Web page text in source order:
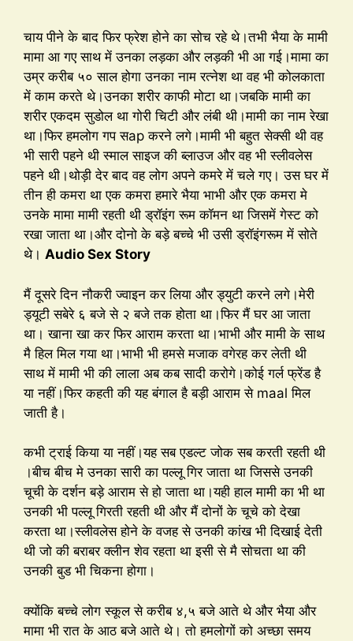
चाय पीने के बाद फिर फ्रेश होने का सोच रहे थे।तभी भैया के मामी
मामा आ गए साथ में उनका लड़का और लड़की भी आ गई।मामा का
उम्र करीब ५० साल होगा उनका नाम रत्नेश था वह भी कोलकाता
में काम करते थे।उनका शरीर काफी मोटा था।जबकि मामी का
शरीर एकदम सुडोल था गोरी चिटी और लंबी थी।मामी का नाम रेखा
था।फिर हमलोग गप सap करने लगे।मामी भी बहुत सेक्सी थी वह
भी सारी पहने थी स्माल साइज की ब्लाउज और वह भी स्लीवलेस
पहने थी।थोड़ी देर बाद वह लोग अपने कमरे में चले गए। उस घर में
तीन ही कमरा था एक कमरा हमारे भैया भाभी और एक कमरा मे
उनके मामा मामी रहती थी ड्रॉइंग रूम कॉमन था जिसमें गेस्ट को
रखा जाता था।और दोनो के बड़े बच्चे भी उसी ड्रॉइंगरूम में सोते
थे। Audio Sex Story
मैं दूसरे दिन नौकरी ज्वाइन कर लिया और ड्युटी करने लगे।मेरी
ड्यूटी सबेरे ६ बजे से २ बजे तक होता था।फिर मैं घर आ जाता
था। खाना खा कर फिर आराम करता था।भाभी और मामी के साथ
मै हिल मिल गया था।भाभी भी हमसे मजाक वगेरह कर लेती थी
साथ में मामी भी की लाला अब कब सादी करोगे।कोई गर्ल फ्रेंड है
या नहीं।फिर कहती की यह बंगाल है बड़ी आराम से maal मिल
जाती है।
कभी ट्राई किया या नहीं।यह सब एडल्ट जोक सब करती रहती थी
।बीच बीच मे उनका सारी का पल्लू गिर जाता था जिससे उनकी
चूची के दर्शन बड़े आराम से हो जाता था।यही हाल मामी का भी था
उनकी भी पल्लू गिरती रहती थी और मैं दोनों के चूचे को देखा
करता था।स्लीवलेस होने के वजह से उनकी कांख भी दिखाई देती
थी जो की बराबर क्लीन शेव रहता था इसी से मै सोचता था की
उनकी बुड भी चिकना होगा।
क्योंकि बच्चे लोग स्कूल से करीब ४,५ बजे आते थे और भैया और
मामा भी रात के आठ बजे आते थे। तो हमलोगों को अच्छा समय